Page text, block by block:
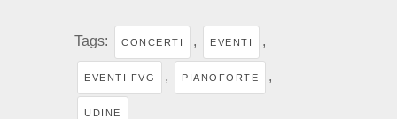
Tags: CONCERTI , EVENTI ,
EVENTI FVG , PIANOFORTE ,
UDINE